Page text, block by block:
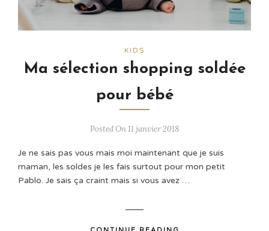
KIDS
Ma sélection shopping soldée
pour bébé
Posted On 11 janvier 2018
Je ne sais pas vous mais moi maintenant que je suis
maman, les soldes je les fais surtout pour mon petit
Pablo. Je sais ça craint mais si vous avez …